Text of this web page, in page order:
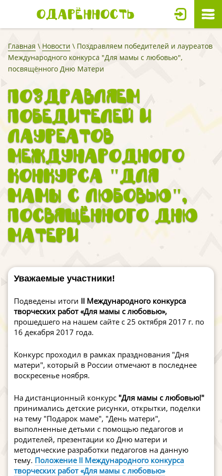
Одарённость
Главная \ Новости \ Поздравляем победителей и лауреатов
Международного конкурса "Для мамы с любовью",
посвящённого Дню Матери
Поздравляем
победителей и
лауреатов
Международного
конкурса "Для
мамы с любовью",
посвящённого Дню
Матери
Уважаемые участники!
Подведены итоги II Международного конкурса
творческих работ «Для мамы с любовью»,
прошедшего на нашем сайте с 25 октября 2017 г. по
16 декабря 2017 года.
Конкурс проходил в рамках празднования "Дня
матери", который в России отмечают в последнее
воскресенье ноября.
На дистанционный конкурс "Для мамы с любовью!"
принимались детские рисунки, открытки, поделки
на тему "Подарок маме", "День матери",
выполненные детьми с помощью педагогов и
родителей, презентации ко Дню матери и
методические разработки педагогов на данную
тему. Положение II Международного конкурса
творческих работ «Для мамы с любовью»